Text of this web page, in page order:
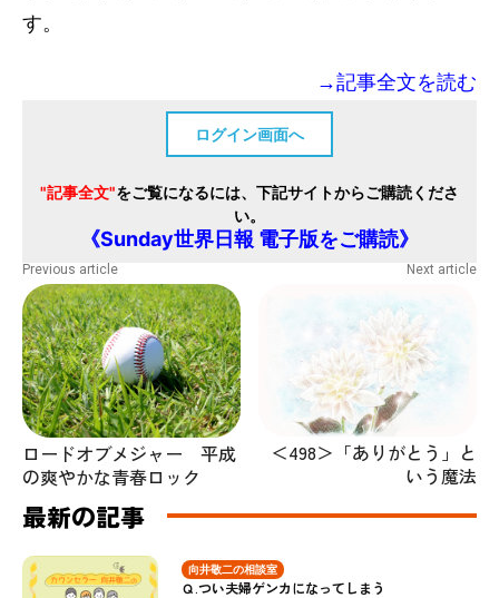
す。
→記事全文を読む
ログイン画面へ
"記事全文"をご覧になるには、下記サイトからご購読くださ
い。
《Sunday世界日報 電子版をご購読》
Previous article
ロードオブメジャー 平成
の爽やかな青春ロック
Next article
＜498＞「ありがとう」と
いう魔法
最新の記事
向井敬二の相談室
Ｑ.つい夫婦ゲンカになってしまう